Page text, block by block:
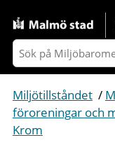
Gå direkt till sidans
Miljötillståndet /
föroreningar och
Krom